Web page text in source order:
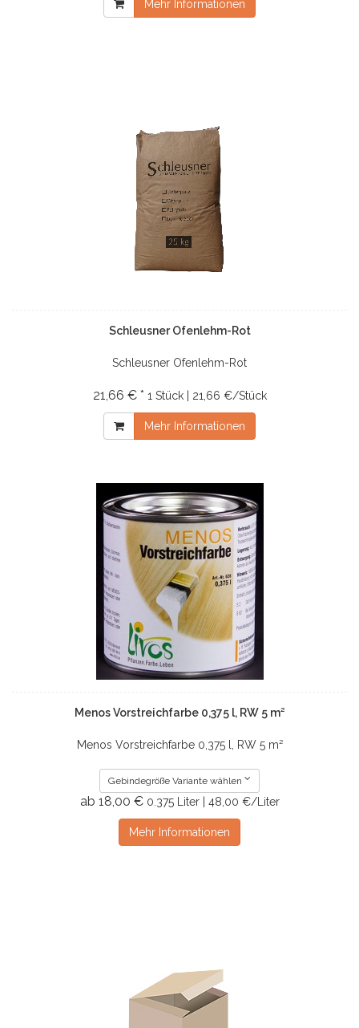
Mehr Informationen
Schleusner Ofenlehm-Rot
Schleusner Ofenlehm-Rot
21,66 € * 1 Stück | 21,66 €/Stück
Mehr Informationen
Menos Vorstreichfarbe 0,375 l, RW 5 m²
Menos Vorstreichfarbe 0,375 l, RW 5 m²
Gebindegröße Variante wählen
ab 18,00 € 0.375 Liter | 48,00 €/Liter
Mehr Informationen